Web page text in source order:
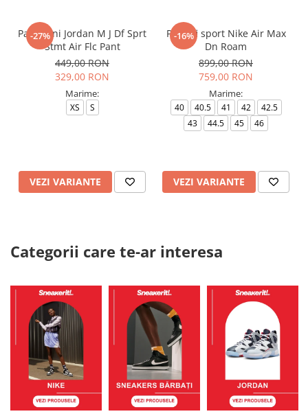
-27%
Pantaloni Jordan M J Df Sprt
Stmt Air Flc Pant
449,00 RON
329,00 RON
Marime:
XS S
VEZI VARIANTE
-16%
Pantofi sport Nike Air Max
Dn Roam
899,00 RON
759,00 RON
Marime:
40 40.5 41 42
42.5
43
44.5 45 46
VEZI VARIANTE
Categorii care te-ar interesa